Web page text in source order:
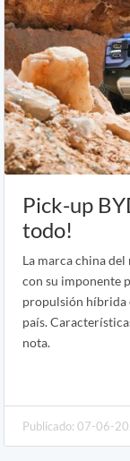
Pick-up
todo!
La marca china
con su imponente
propulsión híbrida
país.
nota.
Publicado: 07-06-